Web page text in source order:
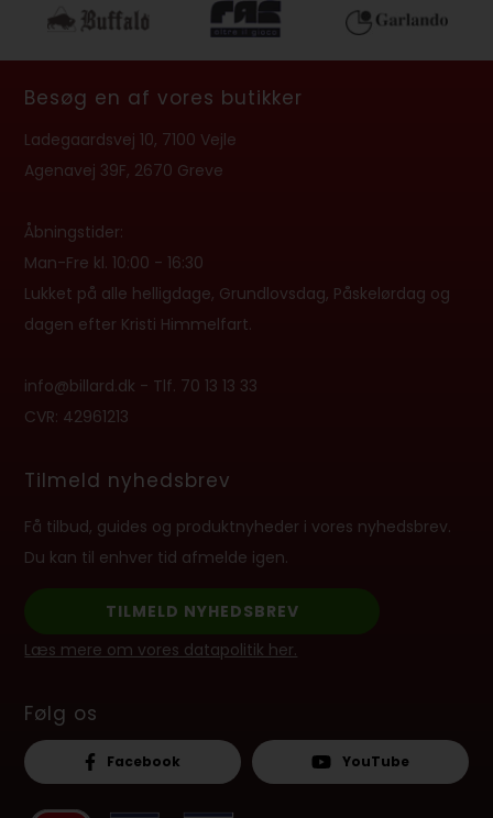
Besøg en af vores butikker
Ladegaardsvej 10, 7100 Vejle
Agenavej 39F, 2670 Greve
Åbningstider:
Man-Fre kl. 10:00 - 16:30
Lukket på alle helligdage, Grundlovsdag, Påskelørdag og
dagen efter Kristi Himmelfart.
info@billard.dk - Tlf. 70 13 13 33
CVR: 42961213
Tilmeld nyhedsbrev
Få tilbud, guides og produktnyheder i vores nyhedsbrev.
Du kan til enhver tid afmelde igen.
TILMELD NYHEDSBREV
Læs mere om vores datapolitik her.
Følg os
Facebook YouTube